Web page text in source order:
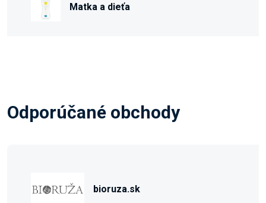
Matka a dieťa
Odporúčané obchody
bioruza.sk